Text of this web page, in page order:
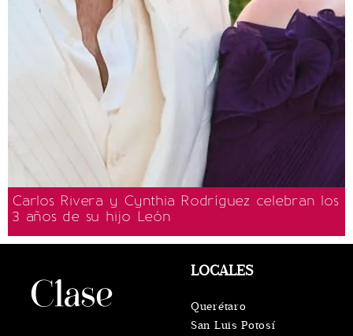
Carlos Rivera y Cynthia Rodríguez celebran los
3 años de su hijo León
LOCALES
Querétaro
San Luis Potosí